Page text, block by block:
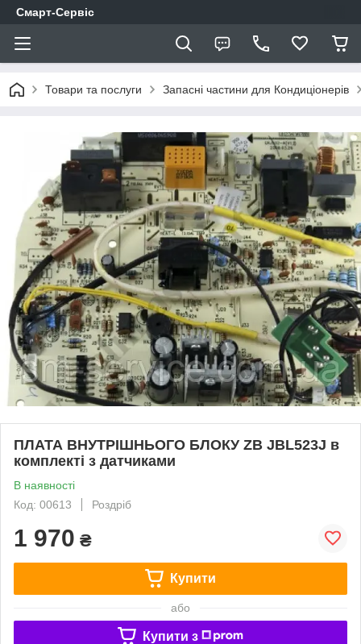
Смарт-Сервіс
Товари та послуги Запасні частини для Кондиціонерів
ПЛАТА ВНУТРІШНЬОГО БЛОКУ ZB JBL523J в
комплекті з датчиками
В наявності
Код: 00613
Роздріб
1 970 ₴
Купити
або
Купити з